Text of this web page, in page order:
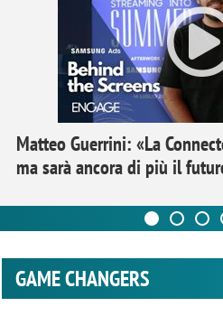
Matteo Guerrini: «La
ma sarà ancora di più il
GAME CHANGERS